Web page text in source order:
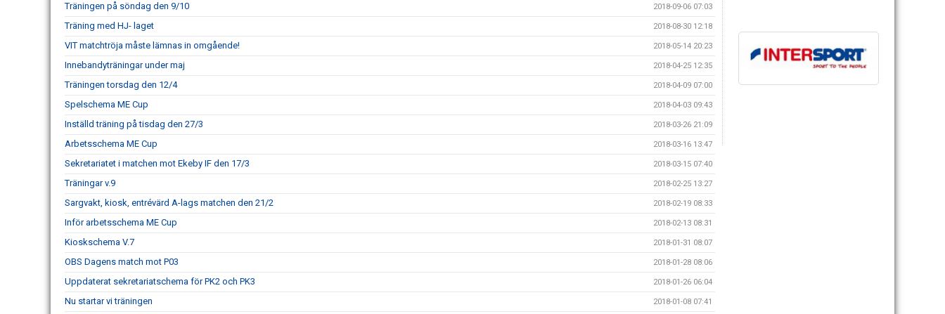
Träningen på söndag den 9/10 2018-09-06 07:03
Träning med HJ- laget 2018-08-30 12:18
VIT matchtröja måste lämnas in omgående! 2018-05-14 20:23
Innebandyträningar under maj 2018-04-25 12:35
Träningen torsdag den 12/4 2018-04-09 07:00
Spelschema ME Cup 2018-04-03 09:43
Inställd träning på tisdag den 27/3 2018-03-26 21:09
Arbetsschema ME Cup 2018-03-16 13:47
Sekretariatet i matchen mot Ekeby IF den 17/3 2018-03-15 07:40
Träningar v.9 2018-02-25 13:27
Sargvakt, kiosk, entrévärd A-lags matchen den 21/2 2018-02-19 08:33
Inför arbetsschema ME Cup 2018-02-13 08:31
Kioskschema V.7 2018-01-31 08:07
OBS Dagens match mot P03 2018-01-28 08:06
Uppdaterat sekretariatschema för PK2 och PK3 2018-01-26 06:04
Nu startar vi träningen 2018-01-08 07:41